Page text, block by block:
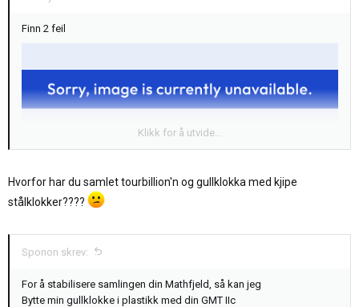
Finn 2 feil
Klikk for å utvide...
Hvorfor har du samlet tourbillion'n og gullklokka med kjipe
stålklokker????
Sponon skrev:
For å stabilisere samlingen din Mathfjeld, så kan jeg
Bytte min gullklokke i plastikk med din GMT IIc